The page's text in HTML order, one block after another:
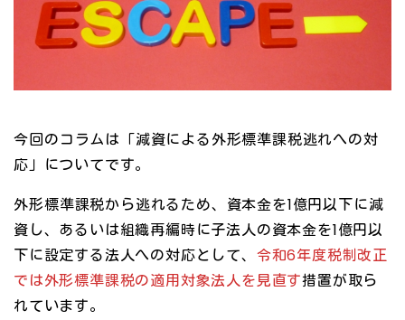
今回のコラムは「減資による外形標準課税逃れへの対
応」についてです。
外形標準課税から逃れるため、資本金を1億円以下に減
資し、あるいは組織再編時に子法人の資本金を1億円以
下に設定する法人への対応として、 令和6年度税制改正
では外形標準課税の適用対象法人を見直す措置が取ら
れています。